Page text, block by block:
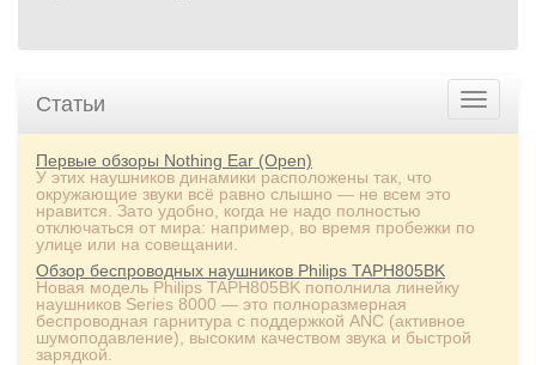
Статьи
Первые обзоры Nothing Ear (Open)
У этих наушников динамики расположены так, что
окружающие звуки всё равно слышно — не всем это
нравится. Зато удобно, когда не надо полностью
отключаться от мира: например, во время пробежки по
улице или на совещании.
Обзор беспроводных наушников Philips TAPH805BK
Новая модель Philips TAPH805BK пополнила линейку
наушников Series 8000 — это полноразмерная
беспроводная гарнитура с поддержкой ANC (активное
шумоподавление), высоким качеством звука и быстрой
зарядкой.